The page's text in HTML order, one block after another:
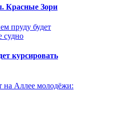
Красные Зори
курсировать